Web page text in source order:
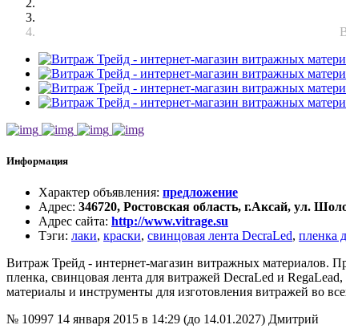
Информация
Характер объявления: предложение
Адрес: 346720, Ростовская область, г.Аксай, ул.
Адрес сайта: http://www.vitrage.su
Тэги: лаки, краски, свинцовая лента DecraLed, пленка
Витраж Трейд - интернет-магазин витражных материалов.
пленка, свинцовая лента для витражей DecraLed и
материалы и инструменты для изготовления витражей во
№ 10997 14 января 2015 в 14:29 (до 14.01.2027) Дмитрий